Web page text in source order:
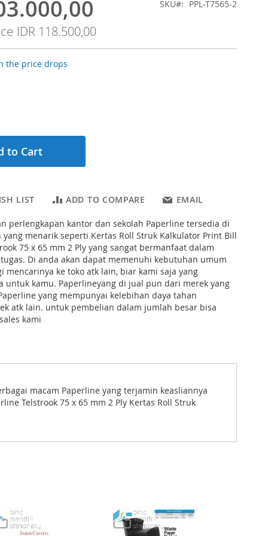
IDR 118.500,00
SKU PPL-T7565-2
the price drops
to Cart
LIST ADD TO COMPARE EMAIL
perlengkapan kantor dan sekolah Paperline tersedia di
menarik seperti Kertas Roll Struk Kalkulator Print Bill
75 x 65 mm 2 Ply yang sangat bermanfaat dalam
Di anda akan dapat memenuhi kebutuhan umum
mencarinya ke toko atk lain, biar kami saja yang
untuk kamu. Paperlineyang di jual pun dari merek yang
yang mempunyai kelebihan daya tahan
atk lain. untuk pembelian dalam jumlah besar bisa
kami
macam Paperline yang terjamin keasliannya
Telstrook 75 x 65 mm 2 Ply Kertas Roll Struk